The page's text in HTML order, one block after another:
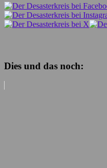
Dies und das noch: